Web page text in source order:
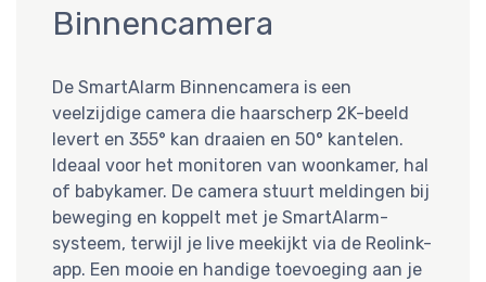
Binnencamera
De SmartAlarm Binnencamera is een
veelzijdige camera die haarscherp 2K-beeld
levert en 355° kan draaien en 50° kantelen.
Ideaal voor het monitoren van woonkamer, hal
of babykamer. De camera stuurt meldingen bij
beweging en koppelt met je SmartAlarm-
systeem, terwijl je live meekijkt via de Reolink-
app. Een mooie en handige toevoeging aan je